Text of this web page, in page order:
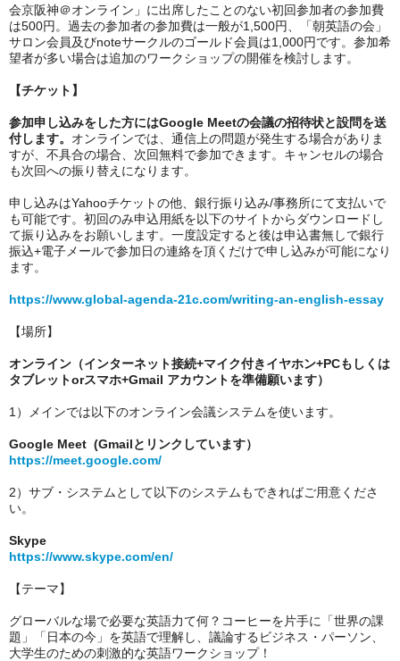
会京阪神＠オンライン」に出席したことのない初回参加者の参加費
は500円。過去の参加者の参加費は一般が1,500円、「朝英語の会」
サロン会員及びnoteサークルのゴールド会員は1,000円です。参加希
望者が多い場合は追加のワークショップの開催を検討します。
【チケット】
参加申し込みをした方にはGoogle Meetの会議の招待状と設問を送
付します。 オンラインでは、通信上の問題が発生する場合がありま
すが、不具合の場合、次回無料で参加できます。キャンセルの場合
も次回への振り替えになります。
申し込みはYahooチケットの他、銀行振り込み/事務所にて支払いで
も可能です。初回のみ申込用紙を以下のサイトからダウンロードし
て振り込みをお願いします。一度設定すると後は申込書無しで銀行
振込+電子メールで参加日の連絡を頂くだけで申し込みが可能になり
ます。
https://www.global-agenda-21c.com/writing-an-english-essay
【場所】
オンライン（インターネット接続+マイク付きイヤホン+PCもしくは
タブレットorスマホ+Gmail アカウントを準備願います）
1）メインでは以下のオンライン会議システムを使います。
Google Meet (Gmailとリンクしています）
https://meet.google.com/
2）サブ・システムとして以下のシステムもできればご用意くださ
い。
Skype
https://www.skype.com/en/
【テーマ】
グローバルな場で必要な英語力て何？コーヒーを片手に「世界の課
題」「日本の今」を英語で理解し、議論するビジネス・パーソン、
大学生のための刺激的な英語ワークショップ！